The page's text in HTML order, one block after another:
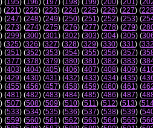
) (195) (196) (197) (198) (199) (200) (201) (
) (221) (222) (223) (224) (225) (226) (227) (
) (247) (248) (249) (250) (251) (252) (253) (
) (273) (274) (275) (276) (277) (278) (279) (
) (299) (300) (301) (302) (303) (304) (305) (
) (325) (326) (327) (328) (329) (330) (331) (332
) (351) (352) (353) (354) (355) (356) (357) (
) (377) (378) (379) (380) (381) (382) (383) (
) (403) (404) (405) (406) (407) (408) (409) (
) (429) (430) (431) (432) (433) (434) (435) (
) (455) (456) (457) (458) (459) (460) (461) (
) (481) (482) (483) (484) (485) (486) (487) (
) (507) (508) (509) (510) (511) (512) (513) (
) (533) (534) (535) (536) (537) (538) (539) (
) (559) (560) (561) (562) (563) (564) (565) (